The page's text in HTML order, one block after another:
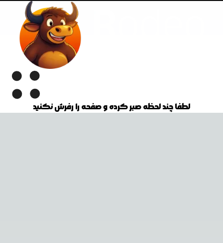
لطفا چند لحظه صبر کرده و صفحه را رفرش نکنید